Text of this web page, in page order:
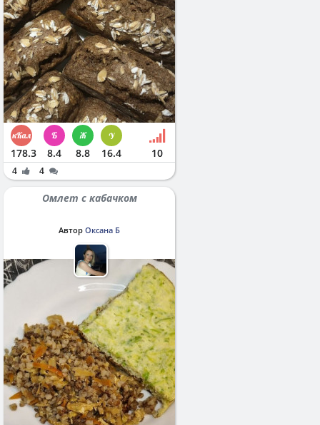
178.3 8.4 8.8 16.4 10
4 4
Омлет с кабачком
Автор Оксана Б